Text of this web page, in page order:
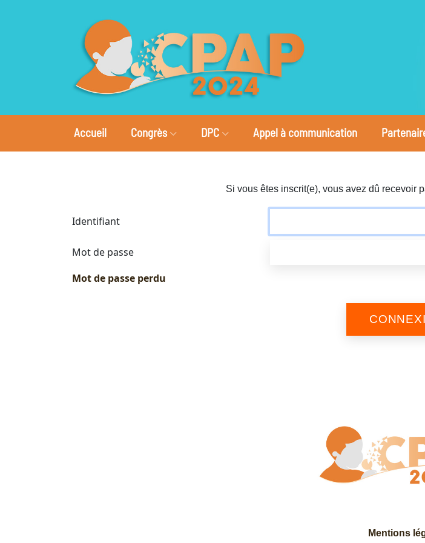
Accueil Congrès DPC Appel à communication
Si vous êtes inscrit(e), vous avez dû recevoir
Identifiant
Mot de passe
Mot de passe perdu
Mentions